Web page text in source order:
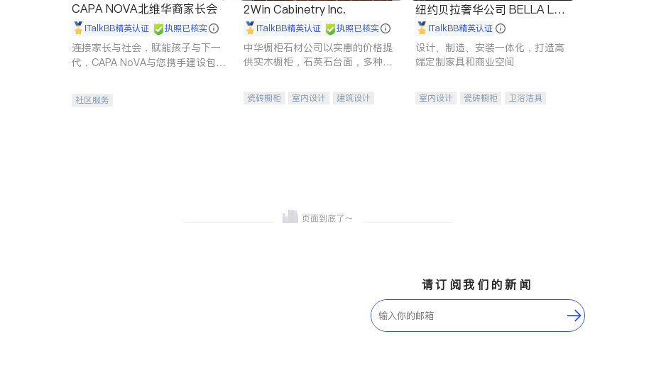
CAPA NOVA北维华裔家长会
iTalkBB精英认证 执照已核实
连接家长与社会，赋能孩子与下一
代，CAPA NoVA与您携手建设包
社区服务
2Win Cabinetry Inc.
iTalkBB精英认证 执照已核实
中华橱柜石材公司以实惠的价格提
供实木橱柜，石英石台面，多种优
机。品质厨房，家的选择。
瓷砖橱柜 室内设计
建筑设计
纽约贝拉奢华公司 BELLA LUX
E iTalkBB精英认证
设计、制造、安装一体化，打造高
端定制家具和商业空间
室内设计 瓷砖橱柜
卫浴洁具
请订阅我们的新闻